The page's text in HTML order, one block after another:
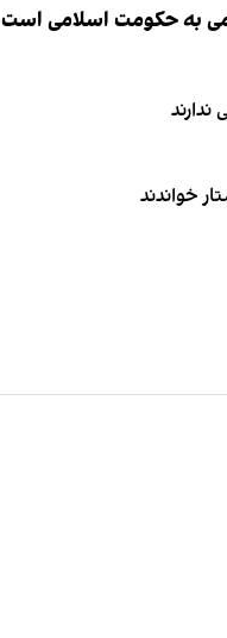
به حکومت اسلامی است
خواندند